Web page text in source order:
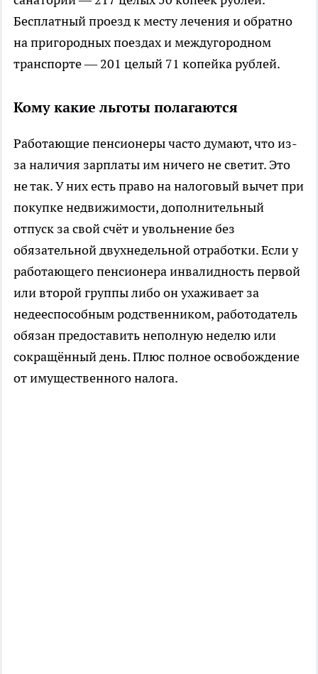
Бесплатный проезд к месту лечения и обратно
на пригородных поездах и междугородном
транспорте — 201 целый 71 копейка рублей.
Кому какие льготы полагаются
Работающие пенсионеры часто думают, что из-
за наличия зарплаты им ничего не светит. Это
не так. У них есть право на налоговый вычет при
покупке недвижимости, дополнительный
отпуск за свой счёт и увольнение без
обязательной двухнедельной отработки. Если у
работающего пенсионера инвалидность первой
или второй группы либо он ухаживает за
недееспособным родственником, работодатель
обязан предоставить неполную неделю или
сокращённый день. Плюс полное освобождение
от имущественного налога.